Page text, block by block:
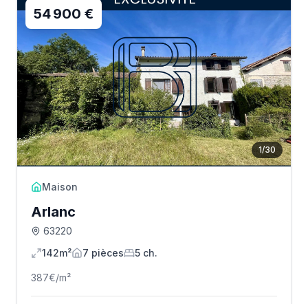
1/30
54 900 €
Maison
Arlanc
63220
142m²
7 pièces 5 ch.
387€/m²